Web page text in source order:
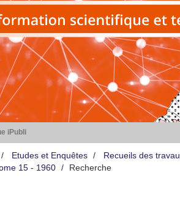
iPubli
Etudes et Enquêtes
Recueils des
15 - 1960
Recherche